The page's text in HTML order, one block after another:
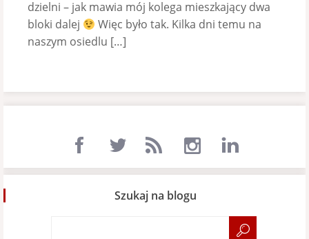
dzielni – jak mawia mój kolega mieszkający dwa
bloki dalej
Więc było tak. Kilka dni temu na
naszym osiedlu […]
Szukaj na blogu